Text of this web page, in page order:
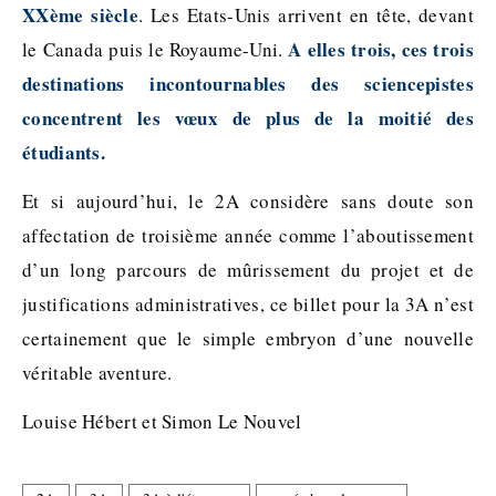
XXème siècle. Les Etats-Unis arrivent en tête, devant
le Canada puis le Royaume-Uni.A elles trois, ces trois
destinations incontournables des sciencepistes
concentrent les vœux de plus de la moitié des
étudiants.
Et si aujourd’hui, le 2A considère sans doute son
affectation de troisième année comme l’aboutissement
d’un long parcours de mûrissement du projet et de
justifications administratives, ce billet pour la 3A n’est
certainement que le simple embryon d’une nouvelle
véritable aventure.
Louise Hébert et Simon Le Nouvel